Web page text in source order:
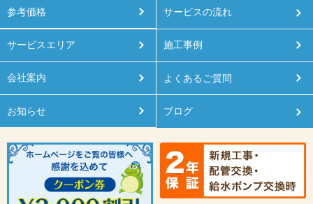
参考価格 サービスの流れ
サービスエリア 施工事例
会社案内 よくあるご質問
お知らせ ブログ